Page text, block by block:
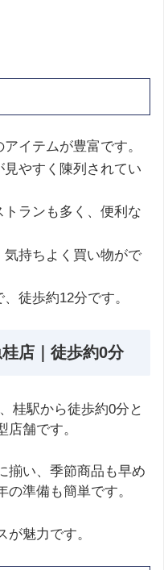
イテムが豊富です。
やすく陳列されてい
ランも多く、便利な
持ちよく買い物がで
徒歩約12分です。
店｜徒歩約0分
桂駅から徒歩約0分と
舗です。
揃い、季節商品も早め
準備も簡単です。
魅力です。